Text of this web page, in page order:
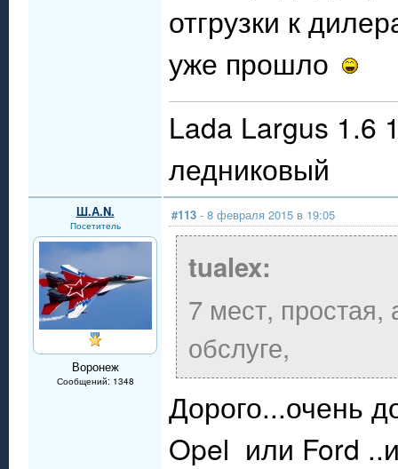
отгрузки к
уже прошло
Lada Largus 1.6
ледниковый
Ш.А.N.
Посетитель
Воронеж
Сообщений: 1348
#113 - 8 февраля 2015 в 19:05
tualex:
7 мест, простая,
обслуге,
Дорого...очень
Opel или Ford